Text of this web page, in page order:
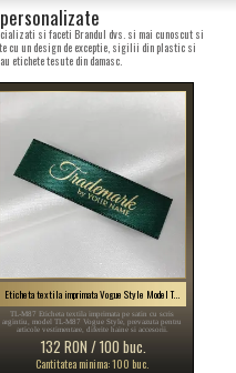
si faceti Brandul dvs. si mai cunoscut si
cu un design de exceptie, sigilii din plastic si
etichete tesute din damasc.
Eticheta textila imprimata Vogue Style Model TL-M87
TL-M87 Eticheta textila imprimata pe satin cu scris
argintiu, model TL-M87 Vogue Style, prevazuta pentru
articole vestimentare, diferite haine si accesorii.
132 RON / 100 buc.
Cantitatea minima: 100 buc.